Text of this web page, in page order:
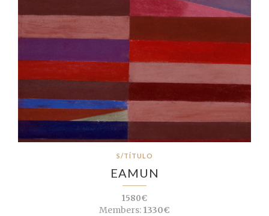
S/TÍTULO
EAMUN
1580€
Members: 1330€